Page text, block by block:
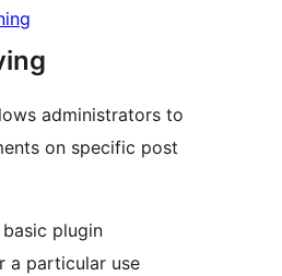
administrators to
on specific post
plugin
a particular use